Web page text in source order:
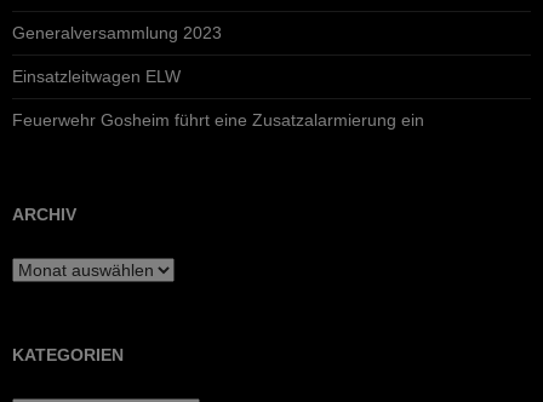
Generalversammlung 2023
Einsatzleitwagen ELW
Feuerwehr Gosheim führt eine Zusatzalarmierung ein
ARCHIV
Archiv
KATEGORIEN